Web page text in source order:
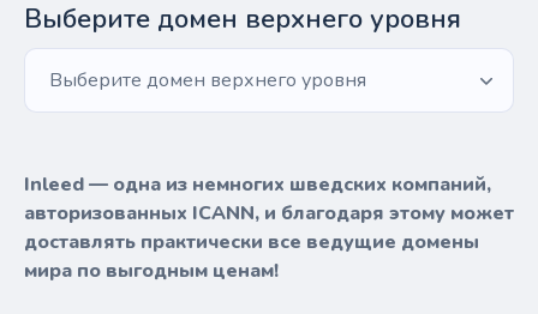
Выберите домен верхнего уровня
Выберите домен верхнего уровня
Inleed — одна из немногих шведских компаний,
авторизованных ICANN, и благодаря этому может
доставлять практически все ведущие домены
мира по выгодным ценам!